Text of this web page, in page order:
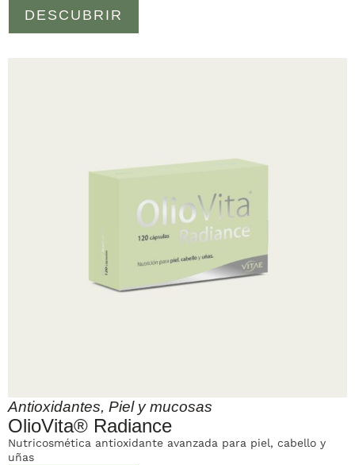
DESCUBRIR
Antioxidantes, Piel y mucosas
OlioVita® Radiance
Nutricosmética antioxidante avanzada para piel, cabello y
uñas